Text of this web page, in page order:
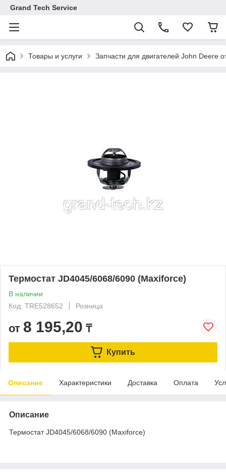
Grand Tech Service
Товары и услуги Запчасти для двигателей John Deere
Термостат JD4045/6068/6090 (Maxiforce)
В наличии
Код: TRE528652
Розница
от 8 195,20 ₸
Купить
Описание Характеристики Доставка Оплата
Описание
Термостат JD4045/6068/6090 (Maxiforce)